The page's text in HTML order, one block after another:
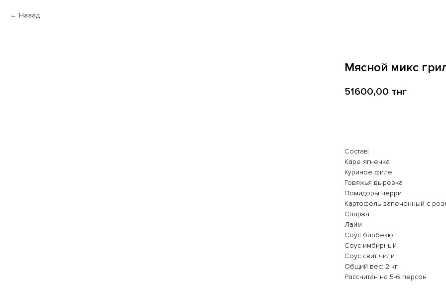
Назад
Мясной микс
51600,00 тнг
Состав:
Каре ягненка
Куриное филе
Говяжья вырезка
Помидоры черри
Картофель запеченный с
Спаржа
Лайм
Соус барбекю
Соус имбирный
Соус свит чили
Общий вес: 2 кг
Рассчитан на 5-6 персон